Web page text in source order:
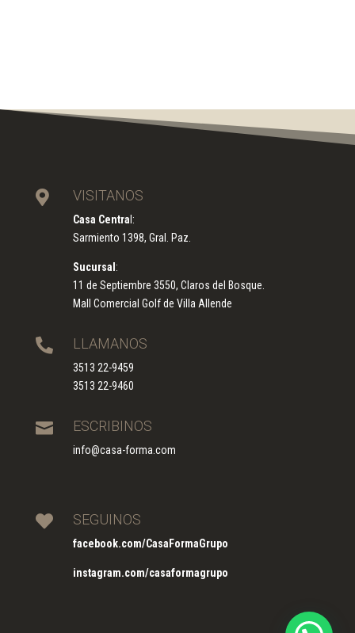
 VISITANOS
Casa Centra l:
Sarmiento 1398, Gral. Paz.
Sucursal :
11 de Septiembre 3550, Claros del Bosque.
Mall Comercial Golf de Villa Allende
 LLAMANOS
3513 22-9459
3513 22-9460
 ESCRIBINOS
info@casa-forma.com
 SEGUINOS
facebook.com/CasaFormaGrupo
instagram.com/casaformagrupo